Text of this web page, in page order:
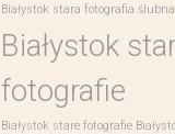
Białystok stara fotografia ślubna
Białystok
fotografie
Białystok stare fotografie